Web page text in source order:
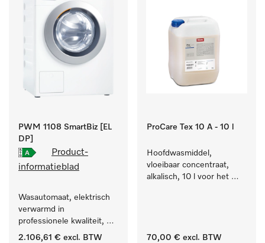
PWM 1108 SmartBiz [EL
DP]
Product-
informatieblad
Wasautomaat, elektrisch
verwarmd in
professionele kwaliteit,
programmaduur van
2.106,61 € excl. BTW
ProCare Tex 10 A - 10 l
Hoofdwasmiddel,
vloeibaar concentraat,
alkalisch, 10 l voor het
70,00 € excl. BTW